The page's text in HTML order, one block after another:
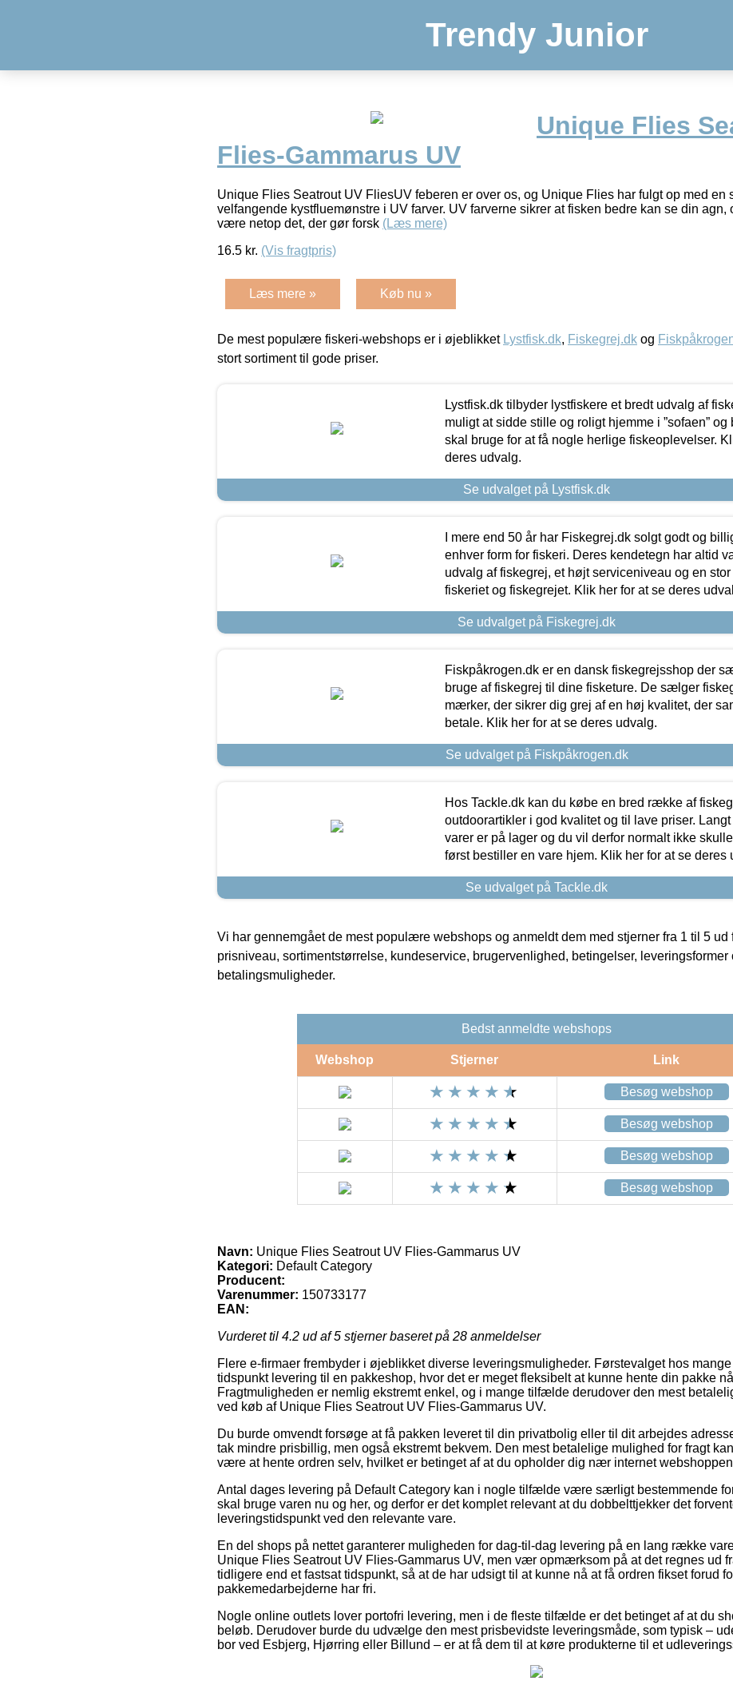
Trendy Junior
Unique Flies
Flies-Gammarus UV
Unique Flies Seatrout UV FliesUV feberen er over os, og Unique Flies har fulgt op med en
velfangende kystfluemønstre i UV farver. UV farverne sikrer at fisken bedre kan se din agn,
være netop det, der gør forsk (Læs mere)
16.5 kr. (Vis fragtpris)
Læs mere » Køb nu »
De mest populære fiskeri-webshops er i øjeblikket Lystfisk.dk, Fiskegrej.dk og
stort sortiment til gode priser.
Lystfisk.dk tilbyder lystfiskere et bredt udvalg af
muligt at sidde stille og roligt hjemme i ”sofaen” og
skal bruge for at få nogle herlige fiskeoplevelser.
deres udvalg.
Se udvalget på Lystfisk.dk
I mere end 50 år har Fiskegrej.dk solgt godt og
enhver form for fiskeri. Deres kendetegn har altid
udvalg af fiskegrej, et højt serviceniveau og en
fiskeriet og fiskegrejet. Klik her for at se deres
Se udvalget på Fiskegrej.dk
Fiskpåkrogen.dk er en dansk fiskegrejsshop der
bruge af fiskegrej til dine fisketure. De sælger
mærker, der sikrer dig grej af en høj kvalitet, der
betale. Klik her for at se deres udvalg.
Se udvalget på Fiskpåkrogen.dk
Hos Tackle.dk kan du købe en bred række af
outdoorartikler i god kvalitet og til lave priser.
varer er på lager og du vil derfor normalt ikke
først bestiller en vare hjem. Klik her for at se deres
Se udvalget på Tackle.dk
Vi har gennemgået de mest populære webshops og anmeldt dem med stjerner fra 1 til 5 ud
prisniveau, sortimentstørrelse, kundeservice, brugervenlighed, betingelser, leveringsformer
betalingsmuligheder.
Bedst anmeldte webshops
Webshop Stjerner Link
Besøg webshop
Besøg webshop
Besøg webshop
Besøg webshop
Navn: Unique Flies Seatrout UV Flies-Gammarus UV
Kategori: Default Category
Producent:
Varenummer: 150733177
EAN:
Vurderet til 4.2 ud af 5 stjerner baseret på 28 anmeldelser
Flere e-firmaer frembyder i øjeblikket diverse leveringsmuligheder. Førstevalget hos
tidspunkt levering til en pakkeshop, hvor det er meget fleksibelt at kunne hente din pakke
Fragtmuligheden er nemlig ekstremt enkel, og i mange tilfælde derudover den mest
ved køb af Unique Flies Seatrout UV Flies-Gammarus UV.
Du burde omvendt forsøge at få pakken leveret til din privatbolig eller til dit arbejdes
tak mindre prisbillig, men også ekstremt bekvem. Den mest betalelige mulighed for fragt
være at hente ordren selv, hvilket er betinget af at du opholder dig nær internet
Antal dages levering på Default Category kan i nogle tilfælde være særligt bestemmende
skal bruge varen nu og her, og derfor er det komplet relevant at du dobbelttjekker det
leveringstidspunkt ved den relevante vare.
En del shops på nettet garanterer muligheden for dag-til-dag levering på en lang række
Unique Flies Seatrout UV Flies-Gammarus UV, men vær opmærksom på at det regnes ud
tidligere end et fastsat tidspunkt, så at de har udsigt til at kunne nå at få ordren fikset forud
pakkemedarbejderne har fri.
Nogle online outlets lover portofri levering, men i de fleste tilfælde er det betinget af at du
beløb. Derudover burde du udvælge den mest prisbevidste leveringsmåde, som typisk –
bor ved Esbjerg, Hjørring eller Billund – er at få dem til at køre produkterne til et